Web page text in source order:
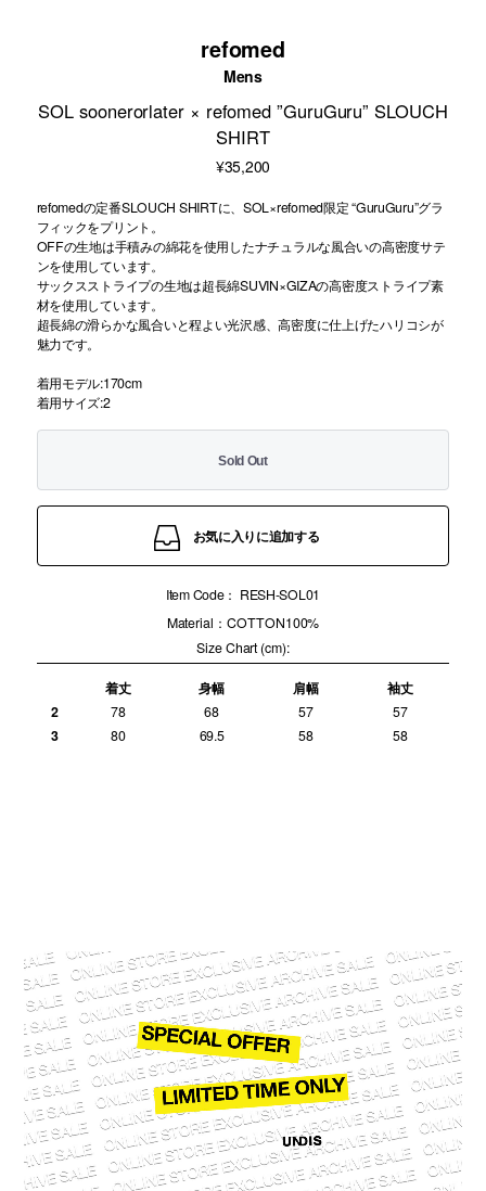
refomed
Mens
SOL soonerorlater × refomed ”GuruGuru” SLOUCH
SHIRT
¥35,200
refomedの定番SLOUCH SHIRTに、SOL×refomed限定 “GuruGuru”グラ
フィックをプリント。
OFFの生地は手積みの綿花を使用したナチュラルな風合いの高密度サテ
ンを使用しています。
サックスストライプの生地は超長綿SUVIN×GIZAの高密度ストライプ素
材を使用しています。
超長綿の滑らかな風合いと程よい光沢感、高密度に仕上げたハリコシが
魅力です。
着用モデル:170cm
着用サイズ:2
Sold Out
お気に入りに追加する
Item Code： RESH-SOL01
Material：COTTON100%
Size Chart (cm):
着丈 身幅 肩幅
袖丈
2
78 68 57
57
3
80 69.5 58 58